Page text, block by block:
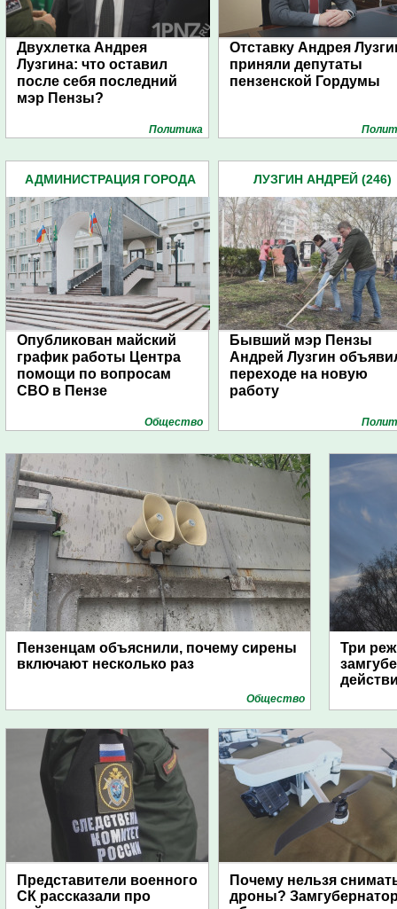
Двухлетка Андрея
Лузгина: что оставил
после себя последний
мэр Пензы?
Политика
Отставку Андрея
приняли депутаты
пензенской Гордумы
АДМИНИСТРАЦИЯ ГОРОДА
Опубликован майский
график работы Центра
помощи по вопросам
СВО в Пензе
Общество
ЛУЗГИН АНДРЕЙ (246)
Бывший мэр Пензы
Андрей Лузгин
переходе на новую
работу
Пензенцам объяснили, почему сирены
включают несколько раз
Общество
Три
Представители военного
СК рассказали про
Почему нельзя
дроны?